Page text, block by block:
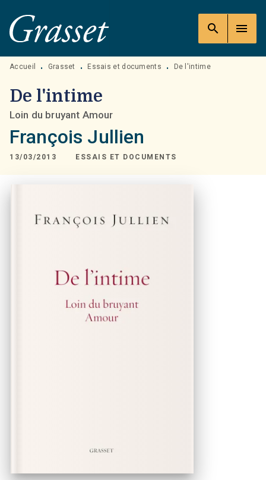
MENU RECHERCHE
PIED DE PAGE
search menu
Accueil • Grasset • Essais et documents • De l'intime
De l'intime
Loin du bruyant Amour
François Jullien
13/03/2013 ESSAIS ET DOCUMENTS